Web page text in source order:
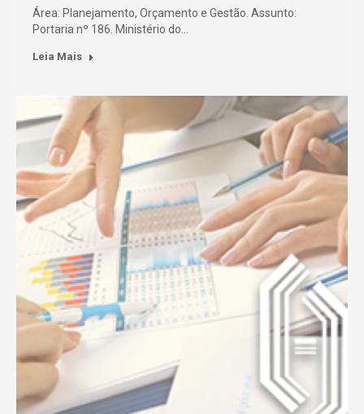
Área: Planejamento, Orçamento e Gestão. Assunto:
Portaria nº 186. Ministério do…
Leia Mais